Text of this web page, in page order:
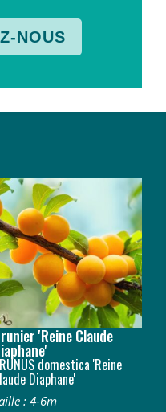
NOUS
'Reine Claude
domestica 'Reine
Diaphane'
: 4-6m